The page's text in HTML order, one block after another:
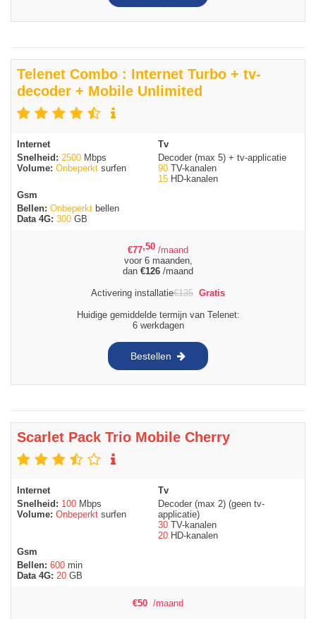
Telenet Combo : Internet Turbo + tv-
decoder + Mobile Unlimited
Internet
Snelheid: 2500 Mbps
Volume: Onbeperkt surfen
Tv
Decoder (max 5) + tv-applicatie
90 TV-kanalen
15 HD-kanalen
Gsm
Bellen: Onbeperkt bellen
Data 4G: 300 GB
€77,50 /maand
voor 6 maanden,
dan €126 /maand
Activering installatie€135 Gratis
Huidige gemiddelde termijn van Telenet:
6 werkdagen
Bestellen
Scarlet Pack Trio Mobile Cherry
Internet
Snelheid: 100 Mbps
Volume: Onbeperkt surfen
Tv
Decoder (max 2) (geen tv-
applicatie)
30 TV-kanalen
20 HD-kanalen
Gsm
Bellen: 600 min
Data 4G: 20 GB
€50 /maand